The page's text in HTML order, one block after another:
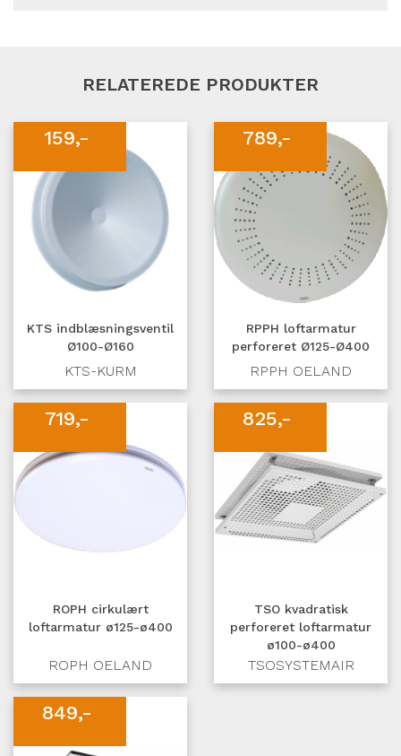
RELATEREDE PRODUKTER
159,-
KTS indblæsningsventil
Ø100-Ø160
KTS-KURM
789,-
RPPH loftarmatur
perforeret Ø125-Ø400
RPPH OELAND
719,-
ROPH cirkulært
loftarmatur ø125-ø400
ROPH OELAND
825,-
TSO kvadratisk
perforeret loftarmatur
ø100-ø400
TSOSYSTEMAIR
849,-